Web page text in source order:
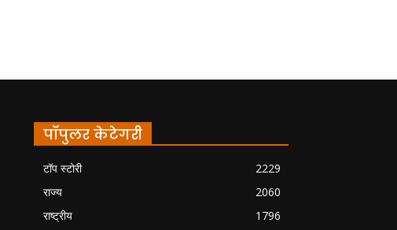
पॉपुलर केटेगरी
टॉप स्टोरी
2229
राज्य
2060
राष्ट्रीय
1796